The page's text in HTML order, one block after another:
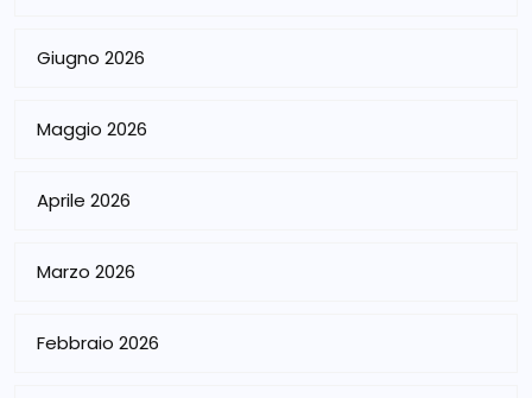
Giugno 2026
Maggio 2026
Aprile 2026
Marzo 2026
Febbraio 2026